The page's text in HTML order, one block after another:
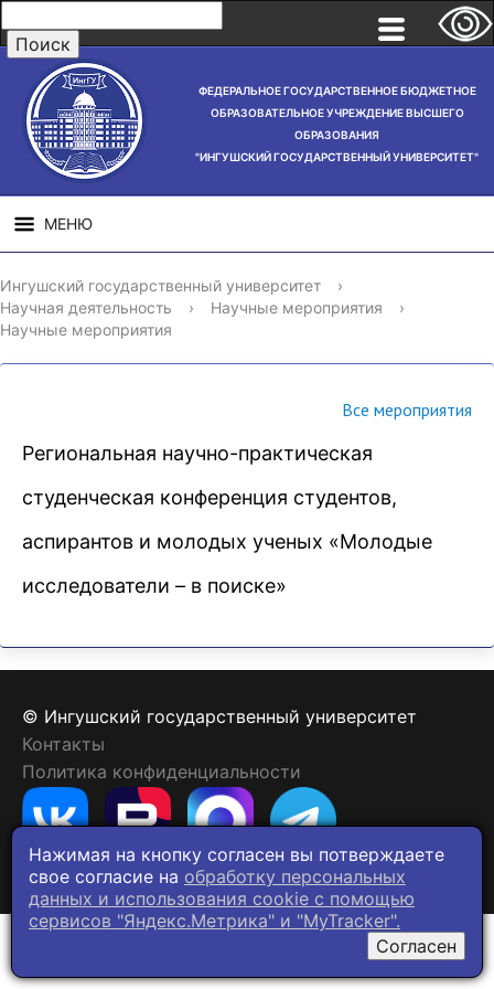
ФЕДЕРАЛЬНОЕ ГОСУДАРСТВЕННОЕ БЮДЖЕТНОЕ
ОБРАЗОВАТЕЛЬНОЕ УЧРЕЖДЕНИЕ ВЫСШЕГО
ОБРАЗОВАНИЯ
"ИНГУШСКИЙ ГОСУДАРСТВЕННЫЙ УНИВЕРСИТЕТ"
МЕНЮ
СВЕДЕНИЯ ОБ
ОБРАЗОВАТЕЛЬНОЙ
ОРГАНИЗАЦИИ
НАУЧНАЯ
ДЕЯТЕЛЬНОСТЬ
Ингушский государственный университет
›
Научная деятельность
› Научные мероприятия
›
Научные мероприятия
Все мероприятия
Региональная научно-практическая
студенческая конференция студентов,
аспирантов и молодых ученых «Молодые
исследователи – в поиске»
© Ингушский государственный университет
Контакты
Политика конфиденциальности
Нажимая на кнопку согласен вы потверждаете
свое согласие на обработку персональных
данных и использования cookie c помощью
сервисов "Яндекс.Метрика" и "MyTracker".
Согласен